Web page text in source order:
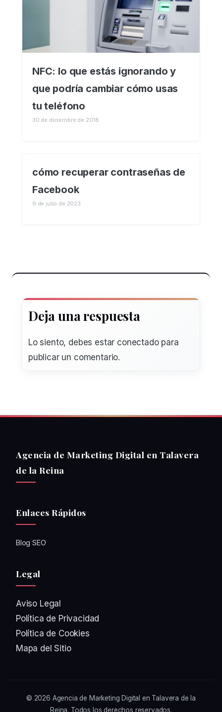
NFC: lo que estás ignorando y
que podría cambiar cómo usas
tu teléfono
30 de diciembre de 2018
cómo recuperar contraseñas de
Facebook
9 de julio de 2023
Deja una respuesta
Lo siento, debes estar conectadopara
publicar un comentario.
Agencia de Marketing Digital en Talavera
de la Reina
Enlaces Rápidos
Blog SEO
Legal
Aviso Legal
Política de Privacidad
Política de Cookies
Mapa del Sitio
© 2026 Agencia de Marketing Digital en Talavera de la
Reina. Todos los derechos reservados.